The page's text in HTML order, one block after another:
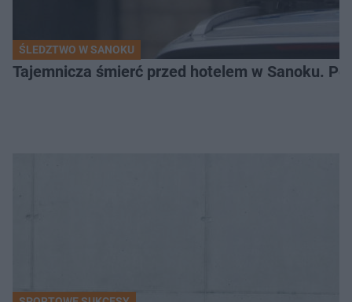
ŚLEDZTWO W SANOKU
Tajemnicza śmierć przed hotelem w Sanoku.